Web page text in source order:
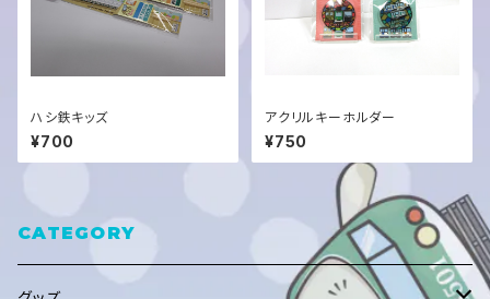
ハシ鉄キッズ
¥700
アクリルキーホルダー
¥750
CATEGORY